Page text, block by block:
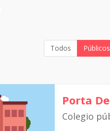
Todos Públicos
Porta
Colegio